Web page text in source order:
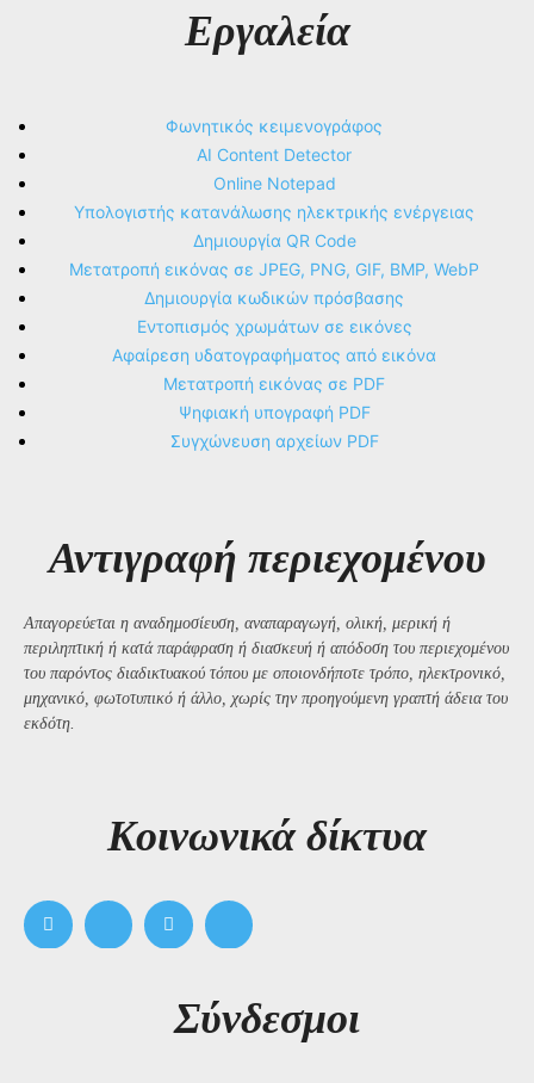
Εργαλεία
Φωνητικός κειμενογράφος
AI Content Detector
Online Notepad
Υπολογιστής κατανάλωσης ηλεκτρικής ενέργειας
Δημιουργία QR Code
Μετατροπή εικόνας σε JPEG, PNG, GIF, BMP, WebP
Δημιουργία κωδικών πρόσβασης
Εντοπισμός χρωμάτων σε εικόνες
Αφαίρεση υδατογραφήματος από εικόνα
Μετατροπή εικόνας σε PDF
Ψηφιακή υπογραφή PDF
Συγχώνευση αρχείων PDF
Αντιγραφή περιεχομένου
Απαγορεύεται η αναδημοσίευση, αναπαραγωγή, ολική, μερική ή
περιληπτική ή κατά παράφραση ή διασκευή ή απόδοση του περιεχομένου
του παρόντος διαδικτυακού τόπου με οποιονδήποτε τρόπο, ηλεκτρονικό,
μηχανικό, φωτοτυπικό ή άλλο, χωρίς την προηγούμενη γραπτή άδεια του
εκδότη.
Kοινωνικά δίκτυα
Σύνδεσμοι